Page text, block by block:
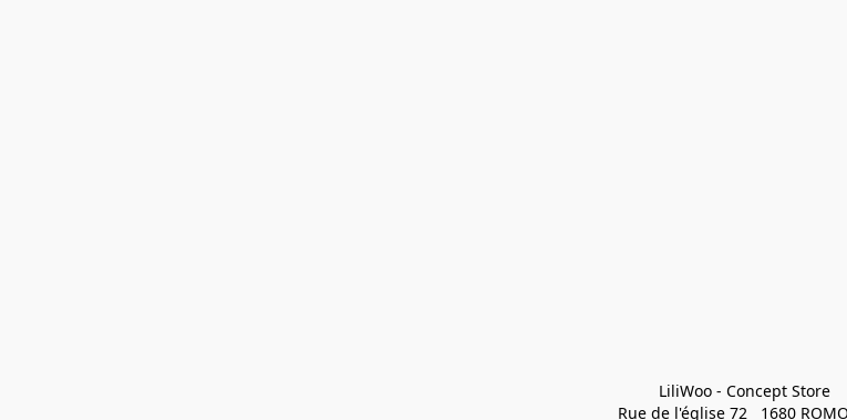
LiliWoo - Concept Store
Rue de l'église 72   1680